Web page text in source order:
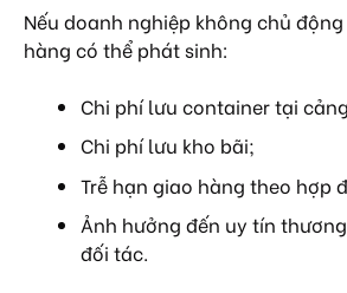
Nếu doanh nghiệp không chủ
hàng có thể phát sinh:
Chi phí lưu container tại
Chi phí lưu kho bãi;
Trễ hạn giao hàng theo hợp
Ảnh hưởng đến uy tín
đối tác.